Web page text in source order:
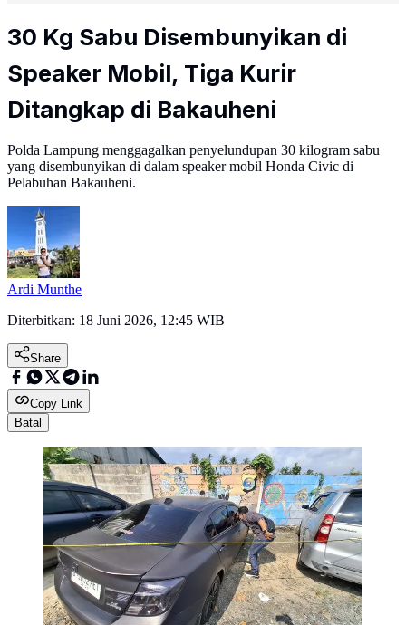
30 Kg Sabu Disembunyikan di
Speaker Mobil, Tiga Kurir
Ditangkap di Bakauheni
Polda Lampung menggagalkan penyelundupan 30 kilogram sabu
yang disembunyikan di dalam speaker mobil Honda Civic di
Pelabuhan Bakauheni.
Ardi Munthe
Diterbitkan: 18 Juni 2026, 12:45 WIB
Share
Copy Link
Batal